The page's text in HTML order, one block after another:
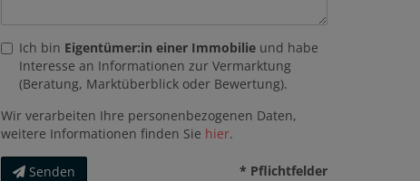
Ich bin Eigentümer:in einer Immobilie und habe
Interesse an Informationen zur Vermarktung
(Beratung, Marktüberblick oder Bewertung).
Wir verarbeiten Ihre personenbezogenen Daten,
weitere Informationen finden Sie hier.
Senden * Pflichtfelder